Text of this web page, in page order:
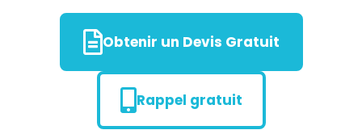
Obtenir un Devis Gratuit
Rappel gratuit